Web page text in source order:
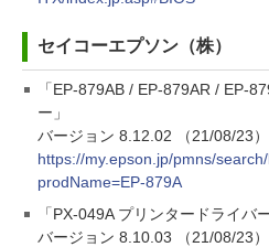
セイコーエプソン（株）
「EP-879AB / EP-879AR / EP-
ー」
バージョン 8.12.02 （21/08/23）
https://my.epson.jp/pmns/
prodName=EP-879A
「PX-049A プリンタードライバー
バージョン 8.10.03 （21/08/23）